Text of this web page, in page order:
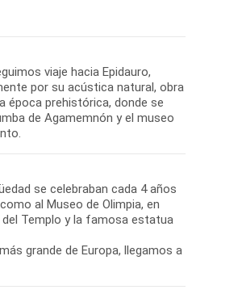
viaje hacia Epidauro,
por su acústica natural, obra
época prehistórica, donde se
de Agamemnón y el museo
se celebraban cada 4 años
al Museo de Olimpia, en
Templo y la famosa estatua
grande de Europa, llegamos a